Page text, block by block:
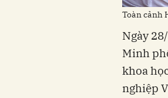
Toàn cảnh
Ngày
Minh
khoa
nghiệp